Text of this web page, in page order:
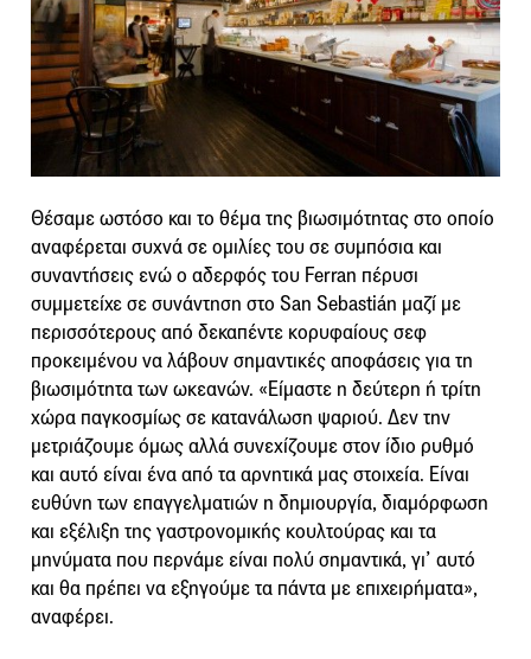
Θέσαμε ωστόσο και το θέμα της βιωσιμότητας στο οποίο
αναφέρεται συχνά σε ομιλίες του σε συμπόσια και
συναντήσεις ενώ ο αδερφός του Ferran πέρυσι
συμμετείχε σε συνάντηση στο San Sebastián μαζί με
περισσότερους από δεκαπέντε κορυφαίους σεφ
προκειμένου να λάβουν σημαντικές αποφάσεις για τη
βιωσιμότητα των ωκεανών. «Είμαστε η δεύτερη ή τρίτη
χώρα παγκοσμίως σε κατανάλωση ψαριού. Δεν την
μετριάζουμε όμως αλλά συνεχίζουμε στον ίδιο ρυθμό
και αυτό είναι ένα από τα αρνητικά μας στοιχεία. Είναι
ευθύνη των επαγγελματιών η δημιουργία, διαμόρφωση
και εξέλιξη της γαστρονομικής κουλτούρας και τα
μηνύματα που περνάμε είναι πολύ σημαντικά, γι’ αυτό
και θα πρέπει να εξηγούμε τα πάντα με επιχειρήματα»,
αναφέρει.